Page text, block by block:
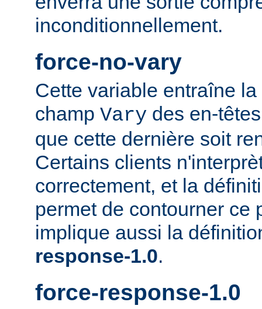
inconditionnellement.
force-no-vary
Cette variable entraîne
champ Vary des en-
que cette dernière soit
Certains clients
correctement, et la
permet de contourner ce
implique aussi la
response-1.0.
force-response-1.0